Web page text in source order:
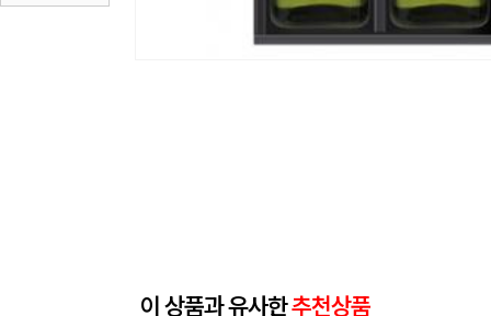
이 상품과 유사한추천상품